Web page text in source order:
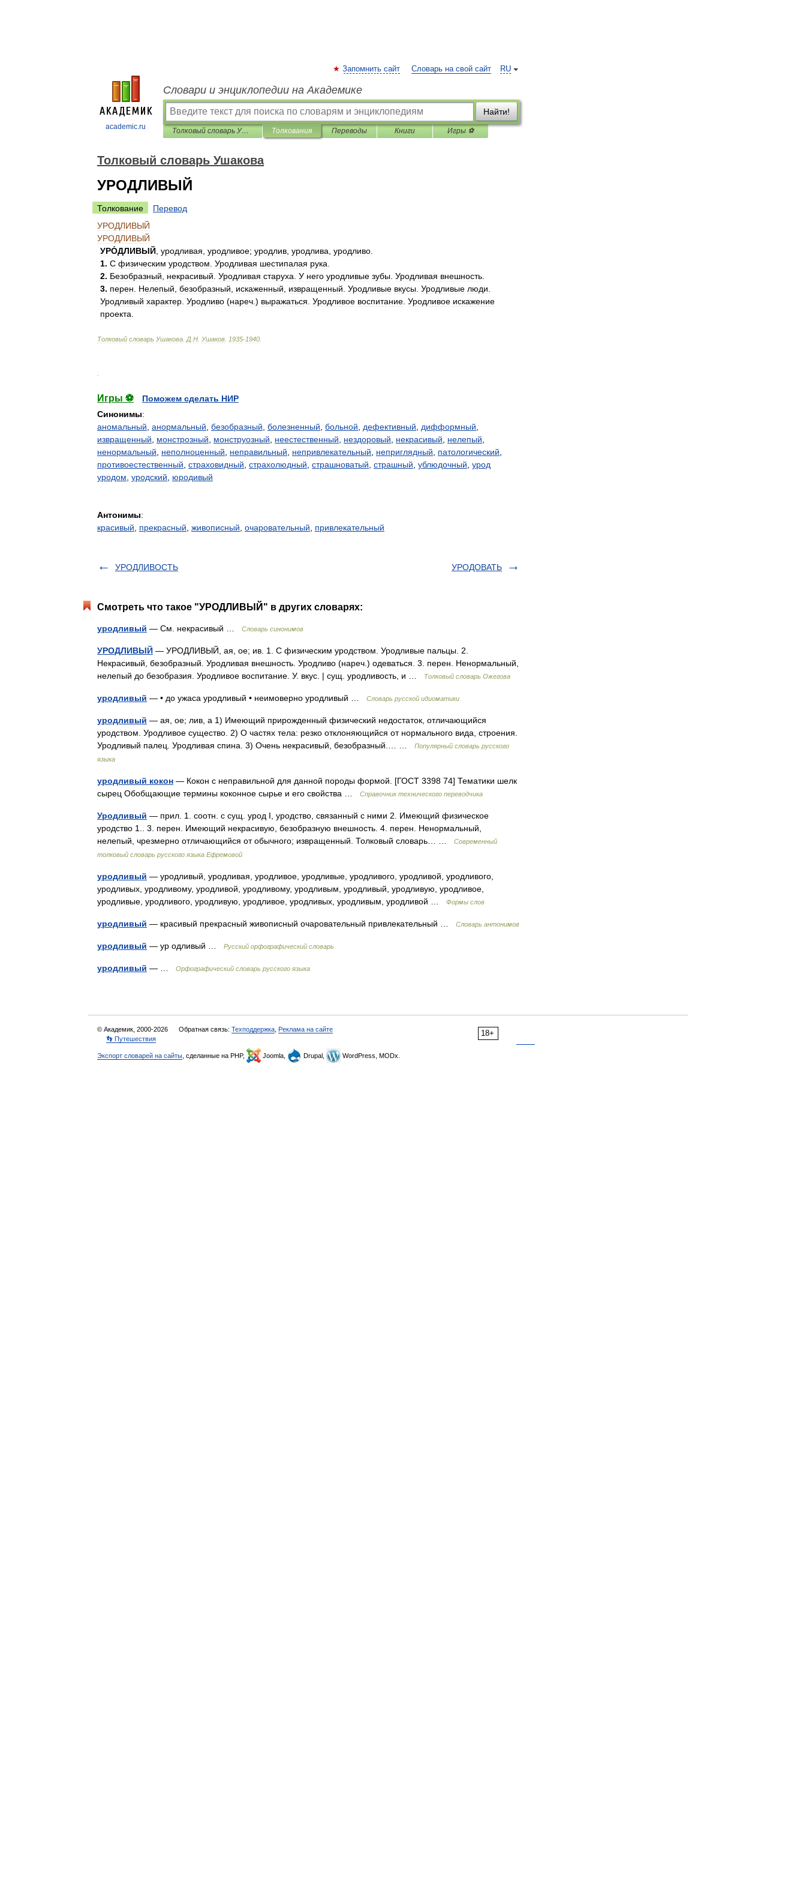
academic.ru
RU
Запомнить сайт Словарь на свой сайт
Словари и энциклопедии на Академике
Найти!
Толковый словарь Ушакова Толкования Переводы Книги Игры ⚽
Толковый словарь Ушакова
УРОДЛИВЫЙ
Толкование
Перевод
УРОДЛИВЫЙ
УРОДЛИВЫЙ
УРО́ДЛИВЫЙ уродливая уродливое; уродлив уродлива уродливо
1. С физическим уродством Уродливая шестипалая рука
2. Безобразный некрасивый Уродливая старуха У него уродливые зубы Уродливая внешность
3. перен Нелепый безобразный искаженный извращенный Уродливые вкусы Уродливые люди
Уродливый характер Уродливо (нареч .) выражаться Уродливое воспитание Уродливое искажение
проекта
Толковый словарь Ушакова Д Н Ушаков 1935-1940
Игры ⚽
Поможем сделать НИР
Синонимы:
аномальный анормальный безобразный болезненный больной дефективный дифформный
извращенный
монстрозный монструозный неестественный нездоровый некрасивый нелепый
ненормальный
неполноценный неправильный непривлекательный неприглядный патологический
противоестественный страховидный страхолюдный страшноватый страшный ублюдочный урод
уродом уродский юродивый
Антонимы:
красивый
прекрасный живописный очаровательный привлекательный
УРОДЛИВОСТЬ УРОДОВАТЬ
Смотреть что такое "УРОДЛИВЫЙ" в других словарях:
уродливый — См. некрасивый … Словарь синонимов
УРОДЛИВЫЙ — УРОДЛИВЫЙ, ая, ое; ив. 1. С физическим уродством. Уродливые пальцы. 2.
Некрасивый, безобразный. Уродливая внешность. Уродливо (нареч.) одеваться. 3. перен. Ненормальный,
нелепый до безобразия. Уродливое воспитание. У. вкус. | сущ. уродливость, и …
Толковый словарь Ожегова
уродливый — • до ужаса уродливый • неимоверно уродливый … Словарь русской идиоматики
уродливый — ая, ое; лив, а 1) Имеющий прирожденный физический недостаток, отличающийся
уродством. Уродливое существо. 2) О частях тела: резко отклоняющийся от нормального вида, строения.
Уродливый палец. Уродливая спина. 3) Очень некрасивый, безобразный.… …
Популярный словарь русского
языка
уродливый кокон — Кокон с неправильной для данной породы формой. [ГОСТ 3398 74] Тематики шелк
сырец Обобщающие термины коконное сырье и его свойства …
Справочник технического переводчика
Уродливый — прил. 1. соотн. с сущ. урод I, уродство, связанный с ними 2. Имеющий физическое
уродство 1.. 3. перен. Имеющий некрасивую, безобразную внешность. 4. перен. Ненормальный,
нелепый, чрезмерно отличающийся от обычного; извращенный. Толковый словарь… …
Современный
толковый словарь русского языка Ефремовой
уродливый — уродливый, уродливая, уродливое, уродливые, уродливого, уродливой, уродливого,
уродливых, уродливому, уродливой, уродливому, уродливым, уродливый, уродливую, уродливое,
уродливые, уродливого, уродливую, уродливое, уродливых, уродливым, уродливой …
Формы слов
уродливый — красивый прекрасный живописный очаровательный привлекательный … Словарь антонимов
уродливый — ур одливый … Русский орфографический словарь
уродливый — … Орфографический словарь русского языка
18+
© Академик, 2000-2026 Обратная связь: Техподдержка Реклама на сайте
👣 Путешествия
Экспорт словарей на сайты , сделанные на PHP, Joomla, Drupal, WordPress, MODx.